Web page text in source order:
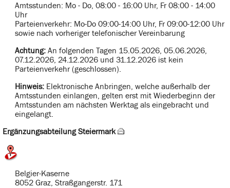
Amtsstunden: Mo - Do, 08:00 - 16:00 Uhr, Fr 08:00 - 14:00
Uhr
Parteienverkehr: Mo-Do 09:00-14:00 Uhr, Fr 09:00-12:00 Uhr
sowie nach vorheriger telefonischer Vereinbarung
Achtung:An folgenden Tagen 15.05.2026, 05.06.2026,
07.12.2026, 24.12.2026 und 31.12.2026 ist kein
Parteienverkehr (geschlossen).
Hinweis:Elektronische Anbringen, welche außerhalb der
Amtsstunden einlangen, gelten erst mit Wiederbeginn der
Amtsstunden am nächsten Werktag als eingebracht und
eingelangt.
Ergänzungsabteilung Steiermark
Belgier-Kaserne
8052 Graz, Straßgangerstr. 171